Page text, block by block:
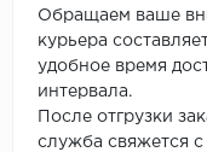
Обращаем ваше
курьера
удобное время
интервала.
После отгрузки
служба свяжется с